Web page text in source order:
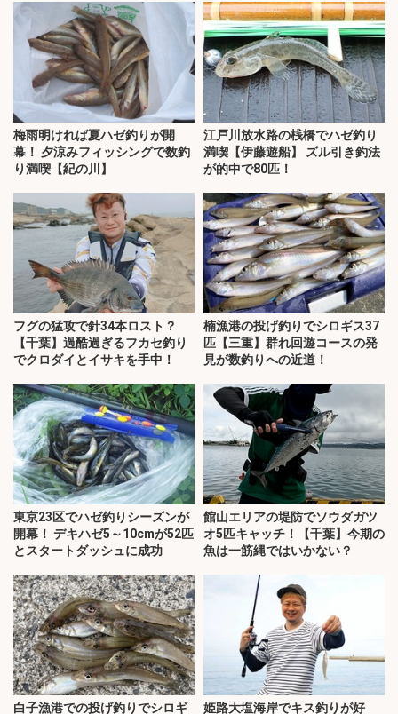
梅雨明ければ夏ハゼ釣りが開
幕！ 夕涼みフィッシングで数釣
り満喫【紀の川】
江戸川放水路の桟橋でハゼ釣り
満喫【伊藤遊船】 ズル引き釣法
が的中で80匹！
フグの猛攻で針34本ロスト？
【千葉】過酷過ぎるフカセ釣り
でクロダイとイサキを手中！
楠漁港の投げ釣りでシロギス37
匹【三重】群れ回遊コースの発
見が数釣りへの近道！
東京23区でハゼ釣りシーズンが
開幕！ デキハゼ5～10cmが52匹
とスタートダッシュに成功
館山エリアの堤防でソウダガツ
オ5匹キャッチ！【千葉】今期の
魚は一筋縄ではいかない？
白子漁港での投げ釣りでシロギ 姫路大塩海岸でキス釣りが好